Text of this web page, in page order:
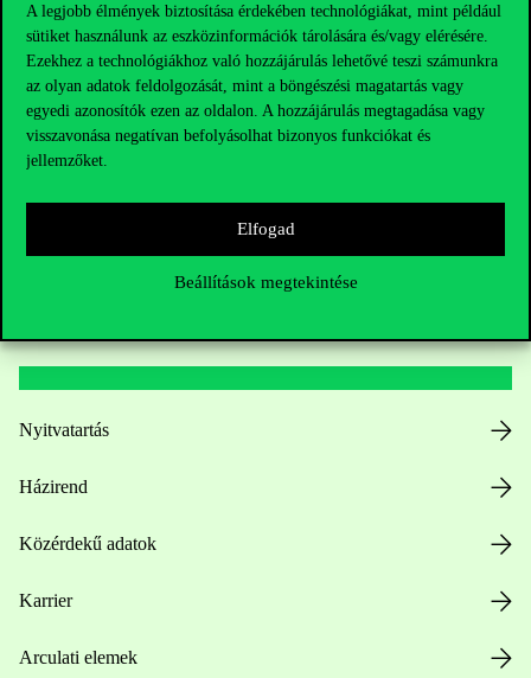
A legjobb élmények biztosítása érdekében technológiákat, mint például
sütiket használunk az eszközinformációk tárolására és/vagy elérésére.
Ezekhez a technológiákhoz való hozzájárulás lehetővé teszi számunkra
az olyan adatok feldolgozását, mint a böngészési magatartás vagy
egyedi azonosítók ezen az oldalon. A hozzájárulás megtagadása vagy
visszavonása negatívan befolyásolhat bizonyos funkciókat és
jellemzőket.
Elfogad
Beállítások megtekintése
Oktatói elérhetőségek
HUB jelenlegi hallgatóinknak
Sajtó:press@uni-corvinus.hu
Nyitvatartás
Házirend
Közérdekű adatok
Karrier
Arculati elemek